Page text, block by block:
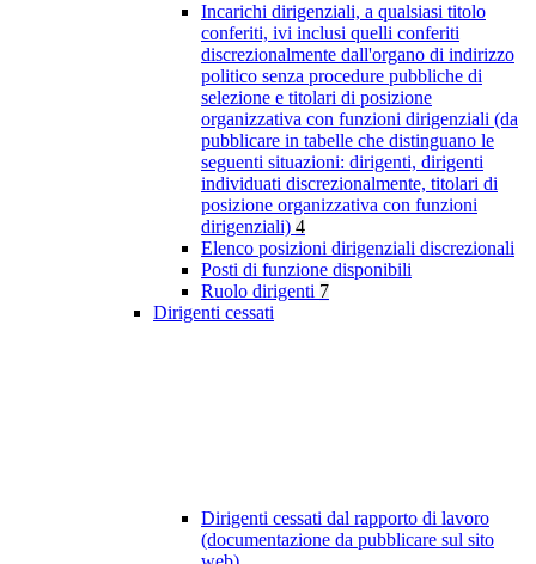
Incarichi dirigenziali, a qualsiasi titolo
conferiti, ivi inclusi quelli conferiti
discrezionalmente dall'organo di indirizzo
politico senza procedure pubbliche di
selezione e titolari di posizione
organizzativa con funzioni dirigenziali (da
pubblicare in tabelle che distinguano le
seguenti situazioni: dirigenti, dirigenti
individuati discrezionalmente, titolari di
posizione organizzativa con funzioni
dirigenziali) 4
Elenco posizioni dirigenziali discrezionali
Posti di funzione disponibili
Ruolo dirigenti 7
Dirigenti cessati
Dirigenti cessati dal rapporto di lavoro
(documentazione da pubblicare sul sito